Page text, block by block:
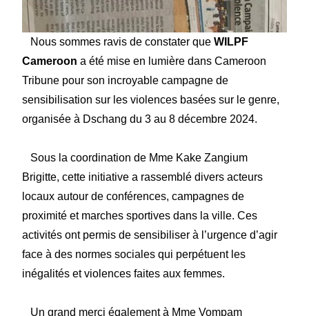
Nous sommes ravis de constater queWILPF
Cameroon a été mise en lumière dans Cameroon
Tribune pour son incroyable campagne de
sensibilisation sur les violences basées sur le genre,
organisée à Dschang du 3 au 8 décembre 2024.
Sous la coordination de Mme Kake Zangium
Brigitte, cette initiative a rassemblé divers acteurs
locaux autour de conférences, campagnes de
proximité et marches sportives dans la ville. Ces
activités ont permis de sensibiliser à l’urgence d’agir
face à des normes sociales qui perpétuent les
inégalités et violences faites aux femmes.
Un grand merci également à Mme Vompam